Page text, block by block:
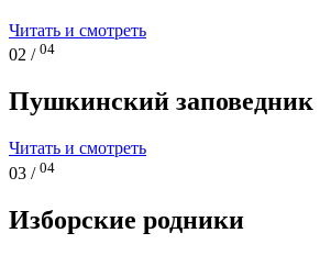
Читать и смотреть
02 / 04
Пушкинский заповедник
Читать и смотреть
03 / 04
Изборские родники